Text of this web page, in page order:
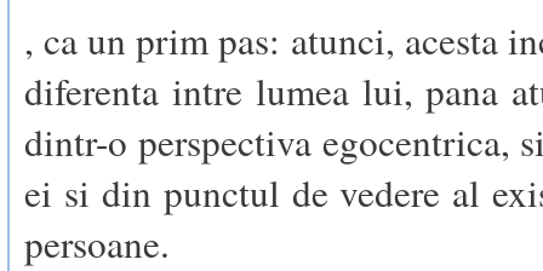
, ca un prim pas: atunci, acesta
diferenta intre lumea lui, pana
dintr-o perspectiva egocentrica,
ei si din punctul de vedere al
persoane.